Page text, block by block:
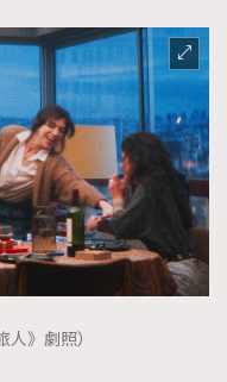
人》劇照）